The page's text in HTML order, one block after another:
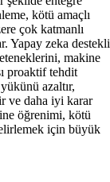
kötü amaçlı
çok katmanlı
Yapay zeka destekli
makine
proaktif tehdit
azaltır,
ve daha iyi karar
öğrenimi, kötü
için büyük